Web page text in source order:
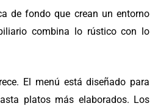
de fondo que crean un entorno
combina lo rústico con lo
El menú está diseñado para
platos más elaborados. Los